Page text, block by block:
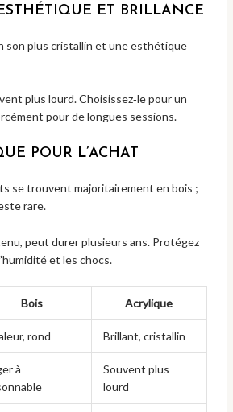
ET BRILLANCE
son plus cristallin et une esthétique
plus lourd. Choisissez‑le pour un
pour de longues sessions.
POUR L’ACHAT
se trouvent majoritairement en bois ;
rare.
peut durer plusieurs ans. Protégez
et les chocs.
Bois Acrylique
rond Brillant, cristallin
à
Souvent plus
lourd